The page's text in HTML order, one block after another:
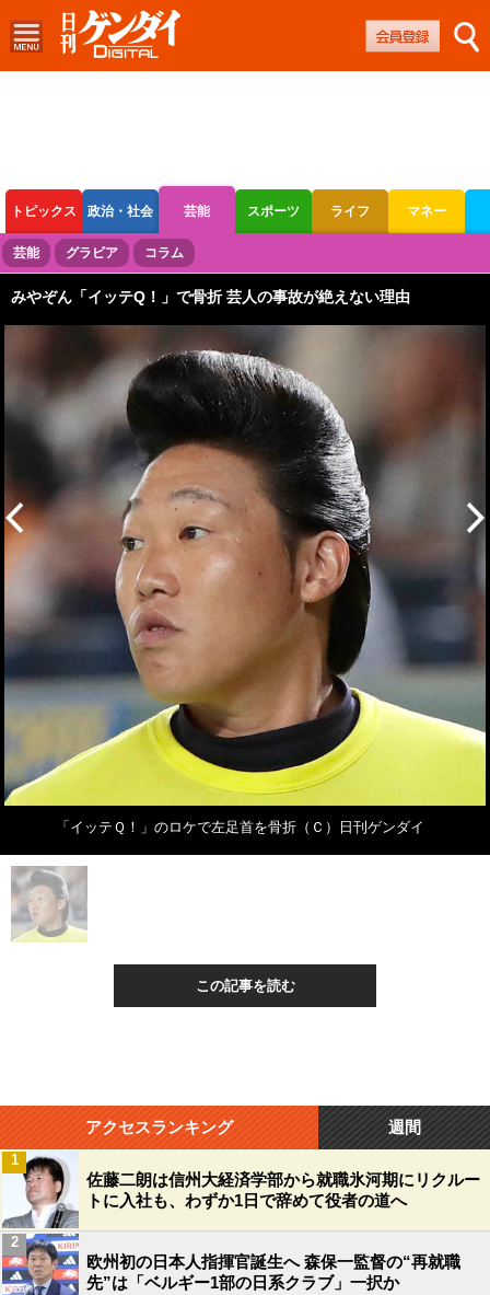
トピックス 政治・社会 芸能 スポーツ ライフ マネー
ボートレース 競輪 オートレース
芸能 グラビア コラム
みやぞん「イッテQ！」で骨折 芸人の事故が絶えない理由
「イッテＱ！」のロケで左足首を骨折（Ｃ）日刊ゲンダイ
この記事を読む
アクセスランキング 週間
佐藤二朗は信州大経済学部から就職氷河期にリクルー
トに入社も、わずか1日で辞めて役者の道へ
1
欧州初の日本人指揮官誕生へ 森保一監督の“再就職
先”は「ベルギー1部の日系クラブ」一択か
2